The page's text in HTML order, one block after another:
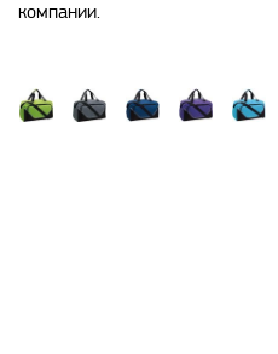
компании.